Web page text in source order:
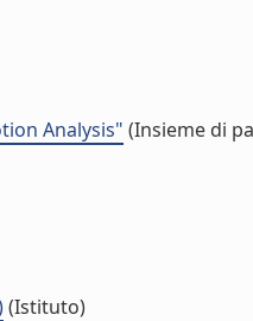
Analysis" (Insieme di
(Istituto)